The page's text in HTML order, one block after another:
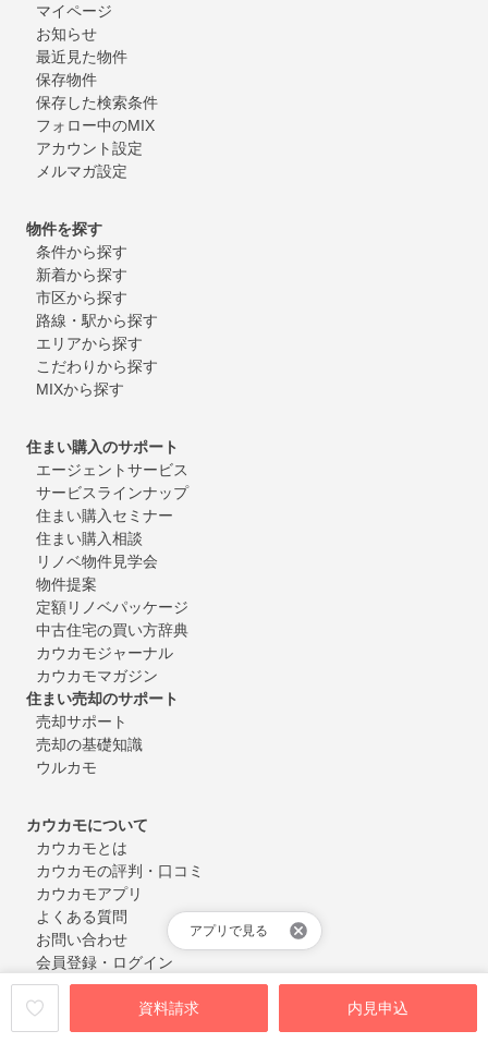
資料請求 内見申込
アプリで見る
マイページ
お知らせ
最近見た物件
保存物件
保存した検索条件
フォロー中のMIX
アカウント設定
メルマガ設定
物件を探す
条件から探す
新着から探す
市区から探す
路線・駅から探す
エリアから探す
こだわりから探す
MIXから探す
住まい購入のサポート
エージェントサービス
サービスラインナップ
住まい購入セミナー
住まい購入相談
リノベ物件見学会
物件提案
定額リノベパッケージ
中古住宅の買い方辞典
カウカモジャーナル
カウカモマガジン
住まい売却のサポート
売却サポート
売却の基礎知識
ウルカモ
カウカモについて
カウカモとは
カウカモの評判・口コミ
カウカモアプリ
よくある質問
お問い合わせ
会員登録・ログイン